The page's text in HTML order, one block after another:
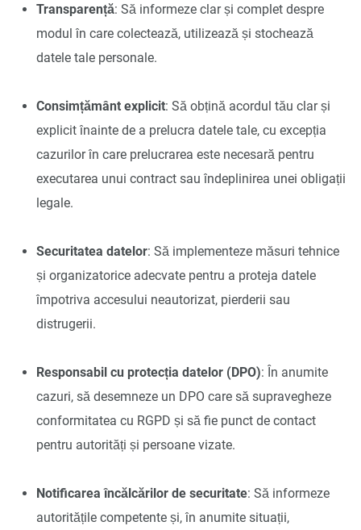
Transparență: Să informeze clar și complet despre
modul în care colectează, utilizează și stochează
datele tale personale.
Consimțământ explicit: Să obțină acordul tău clar și
explicit înainte de a prelucra datele tale, cu excepția
cazurilor în care prelucrarea este necesară pentru
executarea unui contract sau îndeplinirea unei obligații
legale.
Securitatea datelor: Să implementeze măsuri tehnice
și organizatorice adecvate pentru a proteja datele
împotriva accesului neautorizat, pierderii sau
distrugerii.
Responsabil cu protecția datelor (DPO): În anumite
cazuri, să desemneze un DPO care să supravegheze
conformitatea cu RGPD și să fie punct de contact
pentru autorități și persoane vizate.
Notificarea încălcărilor de securitate: Să informeze
autoritățile competente și, în anumite situații,